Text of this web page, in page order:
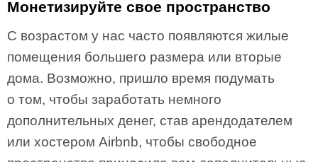
Монетизируйте свое пространство
С возрастом у нас часто появляются жилые
помещения большего размера или вторые
дома. Возможно, пришло время подумать
о том, чтобы заработать немного
дополнительных денег, став арендодателем
или хостером Airbnb, чтобы свободное